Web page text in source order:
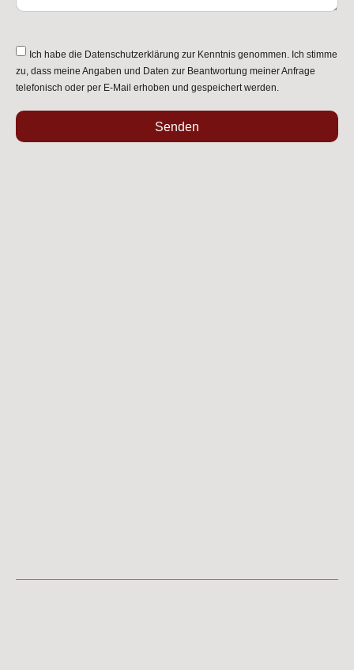
Ich habe die Datenschutzerklärung zur Kenntnis genommen. Ich stimme
zu, dass meine Angaben und Daten zur Beantwortung meiner Anfrage
telefonisch oder per E-Mail erhoben und gespeichert werden.
Senden